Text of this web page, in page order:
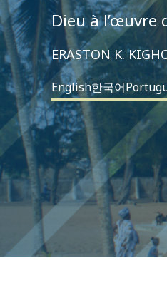
Dieu à l’œuvre
ERASTON K.
English한국어